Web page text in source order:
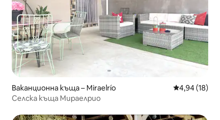
Ваканционна къща – Miraelrío Средна
4,94 (18)
Селска къща Мираелрио